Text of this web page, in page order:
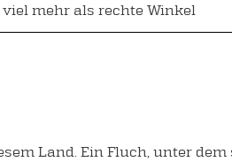
mehr als rechte Winkel
Land. Ein Fluch, unter